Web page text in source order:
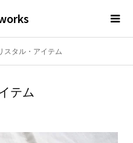
スタル・アイテム
テム